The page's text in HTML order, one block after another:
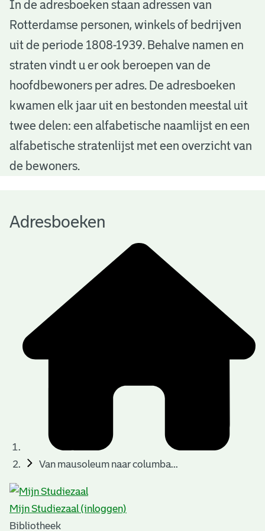
A
d
e
b
o
e
e
In de adresboeken staan adressen van
Rotterdamse personen, winkels of bedrijven
uit de periode 1808-1939. Behalve namen en
straten vindt u er ook beroepen van de
hoofdbewoners per adres. De adresboeken
kwamen elk jaar uit en bestonden meestal uit
twee delen: een alfabetische naamlijst en een
alfabetische stratenlijst met een overzicht van
de bewoners.
Adresboeken
Van mausoleum naar columba...
Mijn Studiezaal (inloggen)
Bibliotheek